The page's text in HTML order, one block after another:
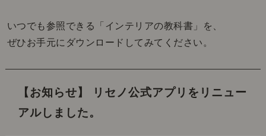
いつでも参照できる「インテリアの教科書」を、
ぜひお手元にダウンロードしてみてください。
【お知らせ】 リセノ公式アプリをリニュー
アルしました。